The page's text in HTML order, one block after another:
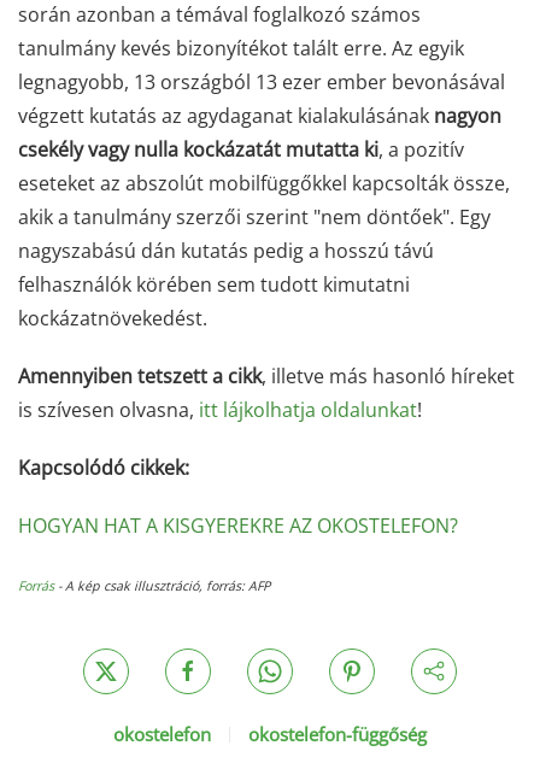
során azonban a témával foglalkozó számos
tanulmány kevés bizonyítékot talált erre. Az egyik
legnagyobb, 13 országból 13 ezer ember bevonásával
végzett kutatás az agydaganat kialakulásának nagyon
csekély vagy nulla kockázatát mutatta ki, a pozitív
eseteket az abszolút mobilfüggőkkel kapcsolták össze,
akik a tanulmány szerzői szerint "nem döntőek". Egy
nagyszabású dán kutatás pedig a hosszú távú
felhasználók körében sem tudott kimutatni
kockázatnövekedést.
Amennyiben tetszett a cikk, illetve más hasonló híreket
is szívesen olvasna, itt lájkolhatja oldalunkat!
Kapcsolódó cikkek:
HOGYAN HAT A KISGYEREKRE AZ OKOSTELEFON?
Forrás- A kép csak illusztráció, forrás: AFP
okostelefon
okostelefon-függőség